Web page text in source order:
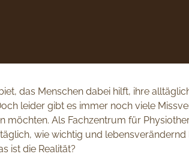
das Menschen dabei hilft, ihre
leider gibt es immer noch viele
möchten. Als Fachzentrum für
wie wichtig und
ist die Realität?